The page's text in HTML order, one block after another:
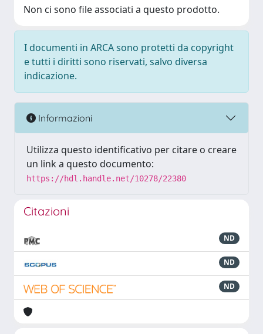
Non ci sono file associati a questo prodotto.
I documenti in ARCA sono protetti da copyright
e tutti i diritti sono riservati, salvo diversa
indicazione.
Informazioni
Utilizza questo identificativo per citare o creare
un link a questo documento:
https://hdl.handle.net/10278/22380
Citazioni
ND
ND
ND